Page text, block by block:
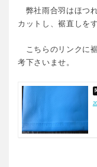
弊社雨合羽はほつ
カットし、裾直しを
こちらのリンクに
考下さいませ。